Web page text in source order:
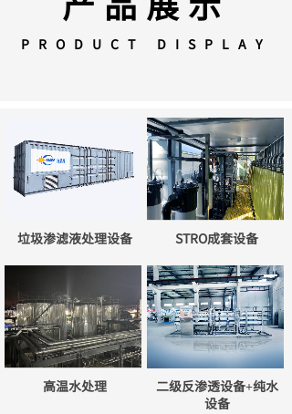
PRODUCT DISPLAY
垃圾渗滤液处理设备 STRO成套设备
高温水处理
二级反渗透设备+纯水
设备